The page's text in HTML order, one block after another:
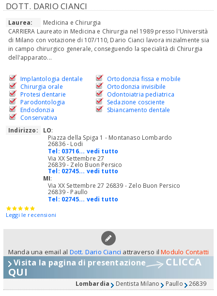
DOTT. DARIO CIANCI
Laurea:
Medicina e Chirurgia
CARRIERA Laureato in Medicina e Chirurgia nel 1989 presso l'Università
di Milano con votazione di 107/110, Dario Cianci lavora inizialmente sia
in campo chirurgico generale, conseguendo la specialità di Chirurgia
dell'apparato...
Implantologia dentale
Chirurgia orale
Protesi dentarie
Parodontologia
Endodonzia
Conservativa
Ortodonzia fissa e mobile
Ortodonzia invisibile
Odontoiatria pediatrica
Sedazione cosciente
Sbiancamento dentale
Indirizzo: LO:
Piazza della Spiga 1 - Montanaso Lombardo
26836 - Lodi
Tel: 03716... vedi tutto
Via XX Settembre 27
26839 - Zelo Buon Persico
Tel: 02745... vedi tutto
MI:
Via XX Settembre 27 26839 - Zelo Buon Persico
26839 - Paullo
Tel: 02745... vedi tutto
Leggi le recensioni
Manda una email al Dott. Dario Cianci attraverso ilModulo Contatti
Visita la pagina di presentazione CLICCA
QUI
Lombardia Dentista Milano Paullo 26839